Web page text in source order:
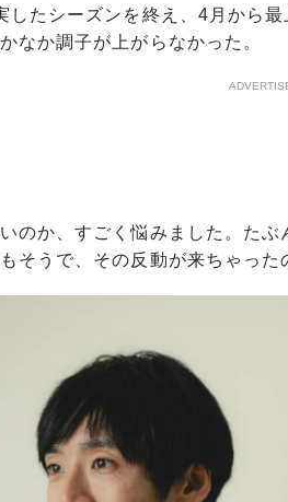
たシーズンを終え、4月から
なか調子が上がらなかった。
いのか、すごく悩みました。た
そうで、その反動が来ちゃった